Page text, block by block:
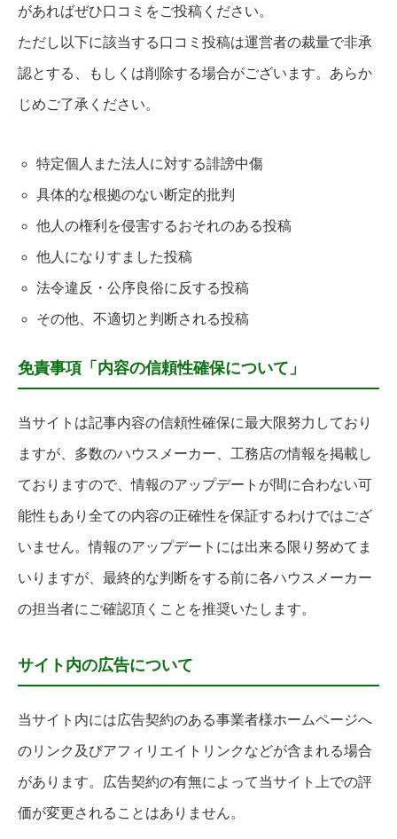
があればぜひ口コミをご投稿ください。
ただし以下に該当する口コミ投稿は運営者の裁量で非承
認とする、もしくは削除する場合がございます。あらか
じめご了承ください。
特定個人また法人に対する誹謗中傷
具体的な根拠のない断定的批判
他人の権利を侵害するおそれのある投稿
他人になりすました投稿
法令違反・公序良俗に反する投稿
その他、不適切と判断される投稿
免責事項「内容の信頼性確保について」
当サイトは記事内容の信頼性確保に最大限努力しており
ますが、多数のハウスメーカー、工務店の情報を掲載し
ておりますので、情報のアップデートが間に合わない可
能性もあり全ての内容の正確性を保証するわけではござ
いません。情報のアップデートには出来る限り努めてま
いりますが、最終的な判断をする前に各ハウスメーカー
の担当者にご確認頂くことを推奨いたします。
サイト内の広告について
当サイト内には広告契約のある事業者様ホームページへ
のリンク及びアフィリエイトリンクなどが含まれる場合
があります。広告契約の有無によって当サイト上での評
価が変更されることはありません。